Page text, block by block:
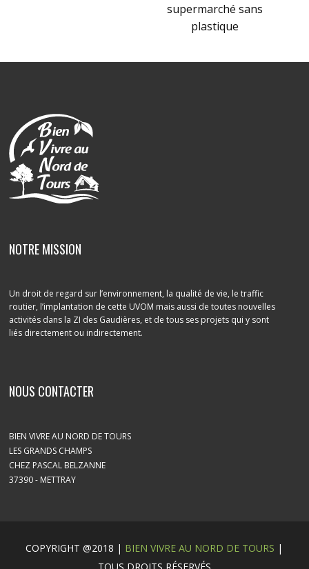
supermarché sans
plastique
NOTRE MISSION
Un droit de regard sur l’environnement, la qualité de vie, le traffic
routier, l’implantation de cette UVOM mais aussi de toutes nouvelles
activités dans la ZI des Gaudières, et de tous ses projets qui y sont
liés directement ou indirectement.
NOUS CONTACTER
BIEN VIVRE AU NORD DE TOURS
LES GRANDS CHAMPS
CHEZ PASCAL BELZANNE
37390 - METTRAY
COPYRIGHT @2018 | BIEN VIVRE AU NORD DE TOURS |